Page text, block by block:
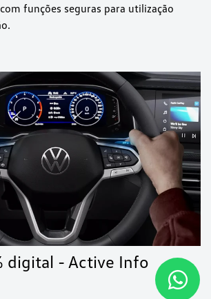
funções seguras para utilização
digital - Active Info